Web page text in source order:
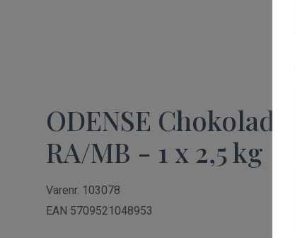
ODENSE
RA/MB - 1 x 2,5 kg
Varenr. 103078
EAN 5709521048953